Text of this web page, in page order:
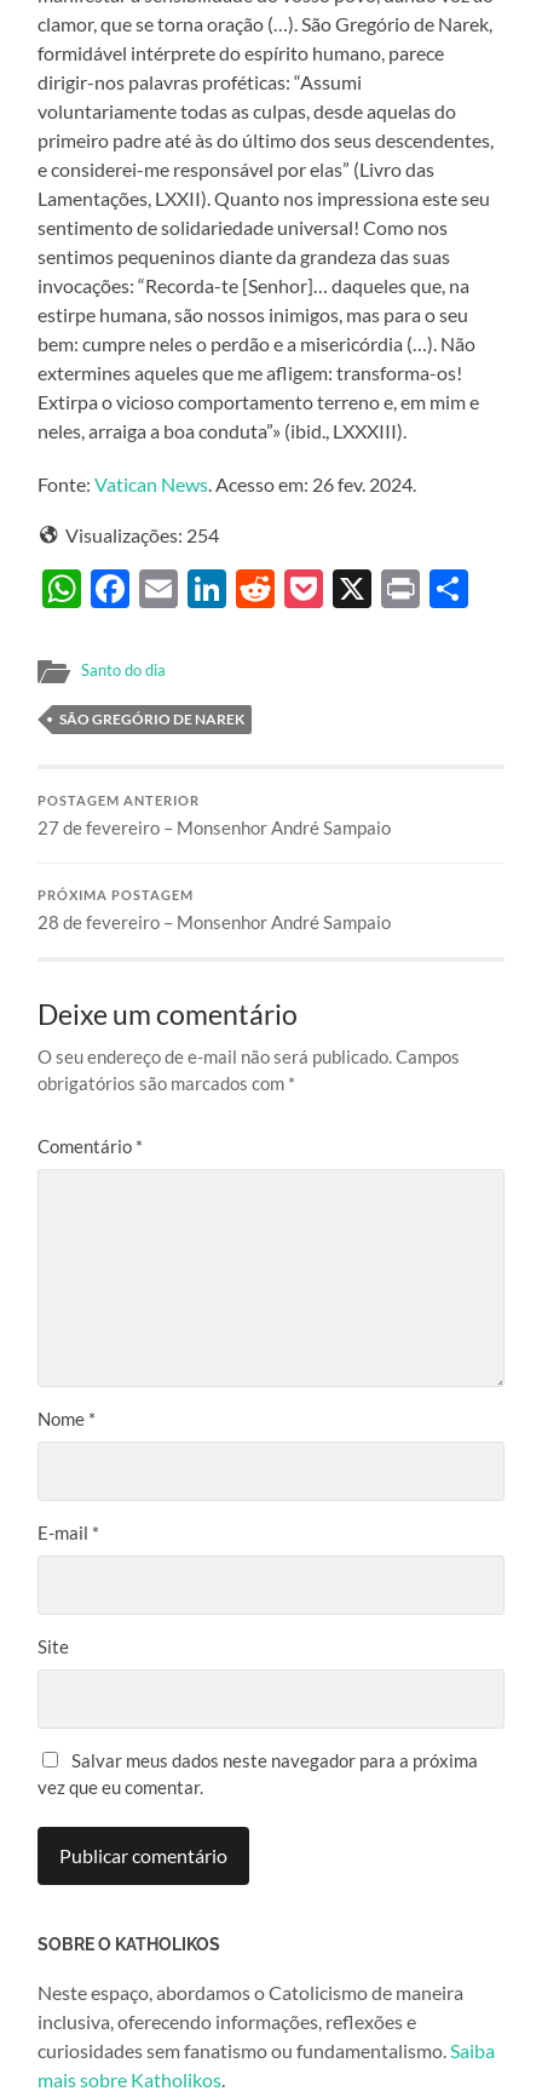
clamor, que se torna oração (…). São Gregório de Narek,
formidável intérprete do espírito humano, parece
dirigir-nos palavras proféticas: “Assumi
voluntariamente todas as culpas, desde aquelas do
primeiro padre até às do último dos seus descendentes,
e considerei-me responsável por elas” (Livro das
Lamentações, LXXII). Quanto nos impressiona este seu
sentimento de solidariedade universal! Como nos
sentimos pequeninos diante da grandeza das suas
invocações: “Recorda-te [Senhor]… daqueles que, na
estirpe humana, são nossos inimigos, mas para o seu
bem: cumpre neles o perdão e a misericórdia (…). Não
extermines aqueles que me afligem: transforma-os!
Extirpa o vicioso comportamento terreno e, em mim e
neles, arraiga a boa conduta”» (ibid., LXXXIII).
Fonte:Vatican News . Acesso em: 26 fev. 2024.
Visualizações: 254
WhatsApp
Facebook
EmailLinkedIn
Reddit
Pocket
X Print
Santo do dia
SÃO GREGÓRIO DE NAREK
POSTAGEM ANTERIOR
27 de fevereiro – Monsenhor André Sampaio
PRÓXIMA POSTAGEM
28 de fevereiro – Monsenhor André Sampaio
Deixe um comentário
O seu endereço de e-mail não será publicado. Campos
obrigatórios são marcados com *
Comentário *
Nome *
E-mail *
Site
Salvar meus dados neste navegador para a próxima
vez que eu comentar.
SOBRE O KATHOLIKOS
Neste espaço, abordamos o Catolicismo de maneira
inclusiva, oferecendo informações, reflexões e
curiosidades sem fanatismo ou fundamentalismo.Saiba
mais sobre Katholikos.